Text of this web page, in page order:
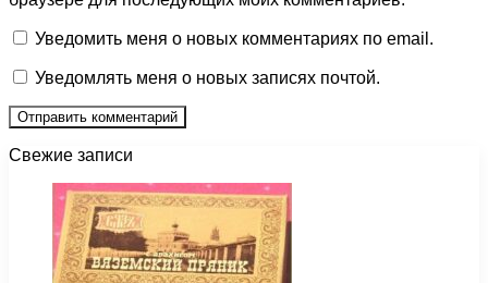
Уведомить меня о новых комментариях по email.
Уведомлять меня о новых записях почтой.
Свежие записи